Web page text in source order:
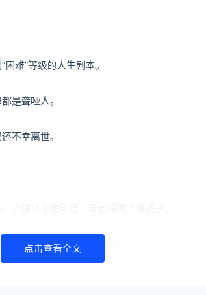
难”等级的人生剧本。
是聋哑人。
不幸离世。
员解释，爸爸的手语意思；
点击查看全文